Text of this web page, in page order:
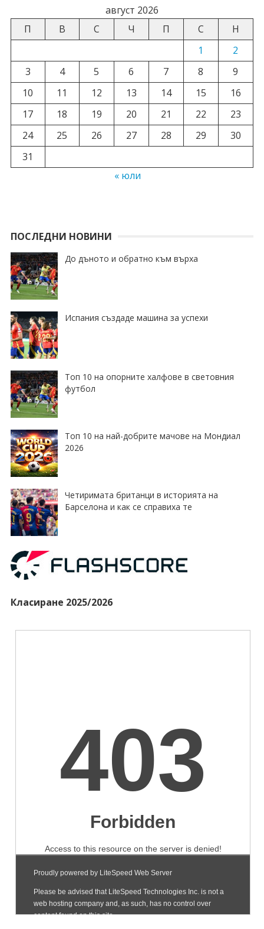
август 2026
П
В С Ч П С
Н
1
2
3
4 5 6 7 8
9
10
11 12 13 14 15
16
17
18 19 20 21 22
23
24
25 26 27 28 29
30
31
« юли
ПОСЛЕДНИ НОВИНИ
До дъното и обратно към върха
Испания създаде машина за успехи
Топ 10 на опорните халфове в световния
футбол
Топ 10 на най-добрите мачове на Мондиал
2026
Четиримата британци в историята на
Барселона и как се справиха те
Класиране 2025/2026